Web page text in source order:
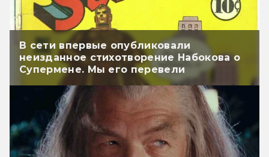
В сети впервые опубликовали
неизданное стихотворение Набокова о
Супермене. Мы его перевели